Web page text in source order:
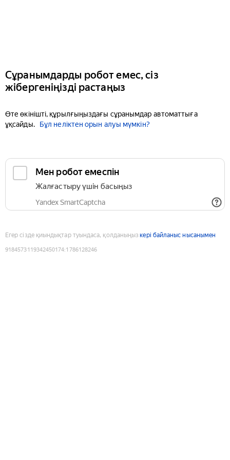
Сұранымдарды робот емес, сіз
жібергеніңізді растаңыз
Өте өкінішті, құрылғыңыздағы сұранымдар автоматтыға
ұқсайды.
Бұл неліктен орын алуы мүмкін?
Мен робот емеспін
Жалғастыру үшін басыңыз
Yandex SmartCaptcha
Егер сізде қиындықтар туындаса, қолданыңыз кері байланыс нысанымен
9184573119342450174:1786128246